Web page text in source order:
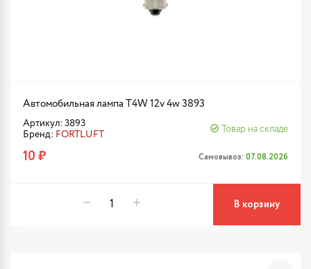
Автомобильная лампа T4W 12v 4w 3893
Артикул: 3893
Бренд: FORTLUFT
Товар на складе
10 ₽ Самовывоз: 07.08.2026
В корзину